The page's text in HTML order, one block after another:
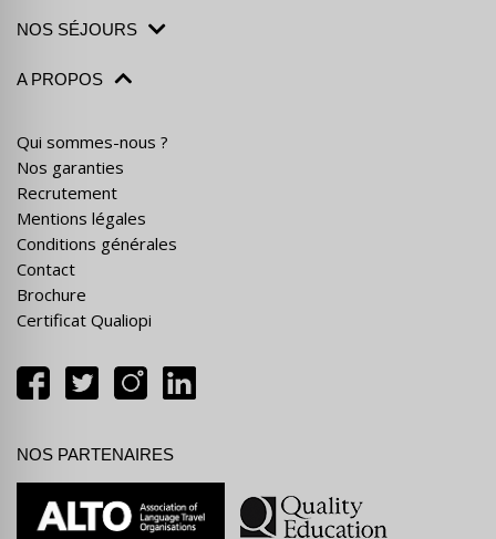
NOS SÉJOURS
A PROPOS
Qui sommes-nous ?
Nos garanties
Recrutement
Mentions légales
Conditions générales
Contact
Brochure
Certificat Qualiopi
NOS PARTENAIRES